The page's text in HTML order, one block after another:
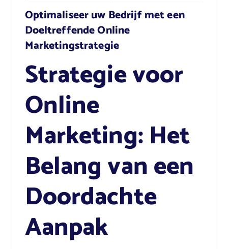
Optimaliseer uw Bedrijf met een
Doeltreffende Online
Marketingstrategie
Strategie voor
Online
Marketing: Het
Belang van een
Doordachte
Aanpak